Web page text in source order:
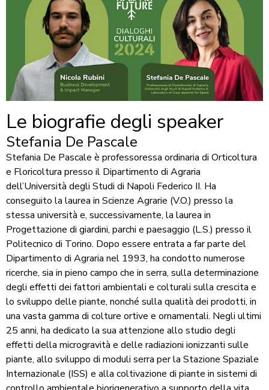
Le biografie degli speaker
Stefania De Pascale
Stefania De Pascale è professoressa ordinaria di Orticoltura
e Floricoltura presso il Dipartimento di Agraria
dell’Università degli Studi di Napoli Federico II. Ha
conseguito la laurea in Scienze Agrarie (V.O.) presso la
stessa università e, successivamente, la laurea in
Progettazione di giardini, parchi e paesaggio (L.S.) presso il
Politecnico di Torino. Dopo essere entrata a far parte del
Dipartimento di Agraria nel 1993, ha condotto numerose
ricerche, sia in pieno campo che in serra, sulla determinazione
degli effetti dei fattori ambientali e colturali sulla crescita e
lo sviluppo delle piante, nonché sulla qualità dei prodotti, in
una vasta gamma di colture ortive e ornamentali. Negli ultimi
25 anni, ha dedicato la sua attenzione allo studio degli
effetti della microgravità e delle radiazioni ionizzanti sulle
piante, allo sviluppo di moduli serra per la Stazione Spaziale
Internazionale (ISS) e alla coltivazione di piante in sistemi di